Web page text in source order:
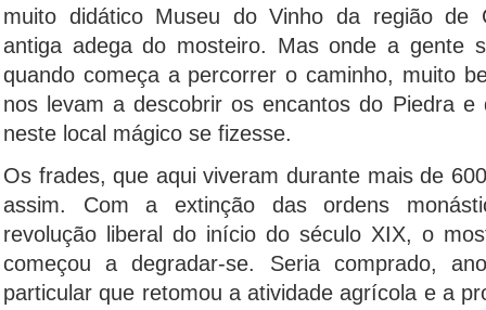
muito didático Museu do Vinho da região de
antiga adega do mosteiro. Mas onde a gente
quando começa a percorrer o caminho, muito
nos levam a descobrir os encantos do Piedra
neste local mágico se fizesse.
Os frades, que aqui viveram durante mais de
assim. Com a extinção das ordens
revolução liberal do início do século XIX, o
começou a degradar-se. Seria comprado,
particular que retomou a atividade agrícola e a